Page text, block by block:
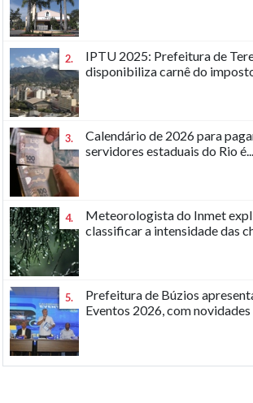
2.
IPTU 2025: Prefeitura de
disponibiliza carnê do imposto
3.
Calendário de 2026 para
servidores estaduais do Rio é...
4.
Meteorologista do Inmet
classificar a intensidade das
5.
Prefeitura de Búzios
Eventos 2026, com novidades